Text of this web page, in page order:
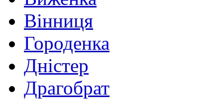
Вінниця
Городенка
Дністер
Драгобрат